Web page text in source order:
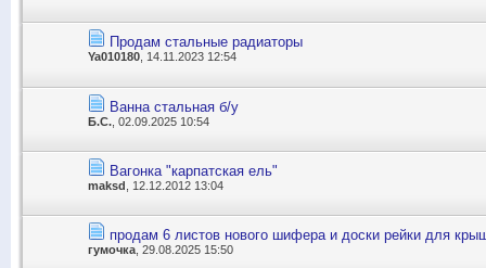
Продам стальные радиаторы
Ya010180 , 14.11.2023 12:54
Ванна стальная б/у
Б.С. , 02.09.2025 10:54
Вагонка "карпатская ель"
maksd , 12.12.2012 13:04
продам 6 листов нового шифера и доски рейки для
гумочка, 29.08.2025 15:50